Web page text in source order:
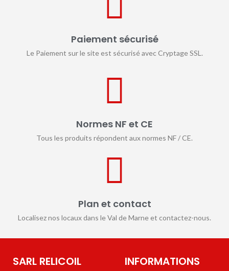
Paiement sécurisé
Le Paiement sur le site est sécurisé avec Cryptage SSL.
Normes NF et CE
Tous les produits répondent aux normes NF / CE.
Plan et contact
Localisez nos locaux dans le Val de Marne et contactez-nous.
SARL RELICOIL INFORMATIONS